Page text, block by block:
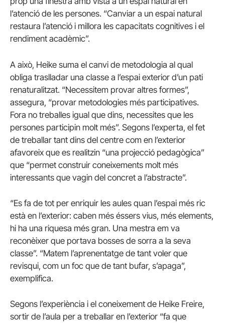
l’atenció de les persones. “Canviar a un espai natural
restaura l’atenció i millora les capacitats cognitives i el
rendiment acadèmic”.
A això, Heike suma el canvi de metodologia al qual
obliga traslladar una classe a l’espai exterior d’un pati
renaturalitzat. “Necessitem provar altres formes”,
assegura, “provar metodologies més participatives.
Fora no treballes igual que dins, necessites que les
persones participin molt més”. Segons l’experta, el fet
de treballar tant dins del centre com en l’exterior
afavoreix que es realitzin “una projecció pedagògica”
que “permet construir coneixements molt més
interessants que vagin del concret a l’abstracte”.
“Es fa de tot per enriquir les aules quan l’espai més ric
està en l’exterior: caben més éssers vius, més elements,
hi ha una riquesa més gran. Una mestra em va
reconèixer que portava bosses de sorra a la seva
classe”. “Matem l’aprenentatge de tant voler que
revisqui, com un foc que de tant bufar, s’apaga”,
exemplifica.
Segons l’experiència i el coneixement de Heike Freire,
sortir de l’aula per a treballar en l’exterior “fa que